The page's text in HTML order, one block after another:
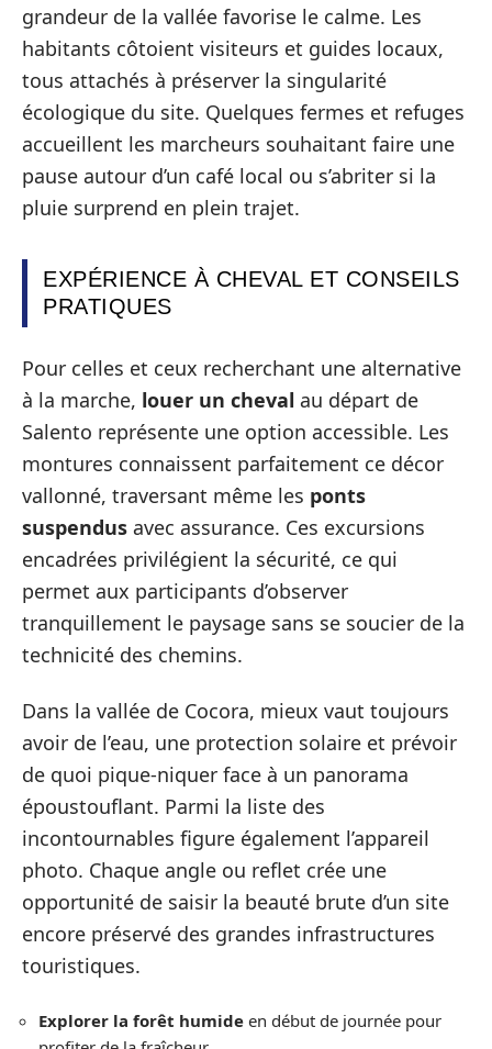
grandeur de la vallée favorise le calme. Les
habitants côtoient visiteurs et guides locaux,
tous attachés à préserver la singularité
écologique du site. Quelques fermes et refuges
accueillent les marcheurs souhaitant faire une
pause autour d’un café local ou s’abriter si la
pluie surprend en plein trajet.
EXPÉRIENCE À CHEVAL ET CONSEILS
PRATIQUES
Pour celles et ceux recherchant une alternative
à la marche, louer un cheval au départ de
Salento représente une option accessible. Les
montures connaissent parfaitement ce décor
vallonné, traversant même les ponts
suspendus avec assurance. Ces excursions
encadrées privilégient la sécurité, ce qui
permet aux participants d’observer
tranquillement le paysage sans se soucier de la
technicité des chemins.
Dans la vallée de Cocora, mieux vaut toujours
avoir de l’eau, une protection solaire et prévoir
de quoi pique-niquer face à un panorama
époustouflant. Parmi la liste des
incontournables figure également l’appareil
photo. Chaque angle ou reflet crée une
opportunité de saisir la beauté brute d’un site
encore préservé des grandes infrastructures
touristiques.
Explorer la forêt humide en début de journée pour